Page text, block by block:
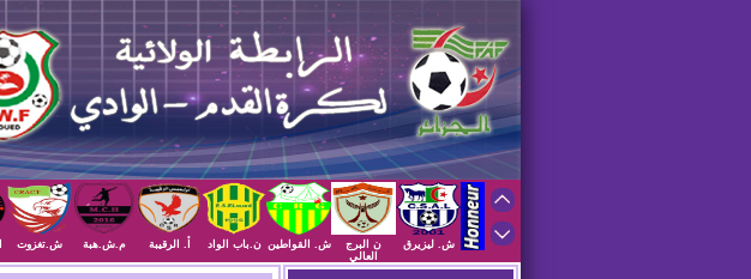
ش. ليزيرق
ن البرج
العالي
ش. القواطين ن.باب الواد أ. الرقيبة م.ش.هبة ش.تغزوت